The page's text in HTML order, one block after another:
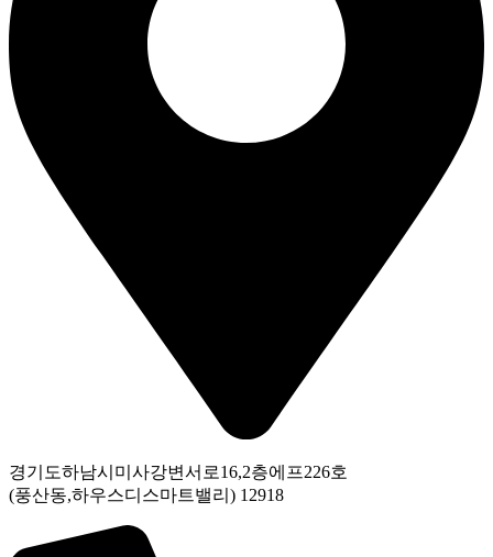
경기도하남시미사강변서로16,2층에프226호
(풍산동,하우스디스마트밸리) 12918